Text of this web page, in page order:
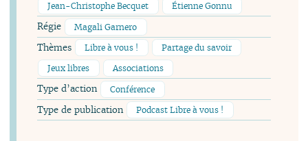
Jean-Christophe Becquet
Étienne Gonnu
Régie Magali Garnero
Thèmes Libre à vous !
Partage du savoir
Jeux libres
Associations
Type d’action Conférence
Type de publication Podcast Libre à vous !